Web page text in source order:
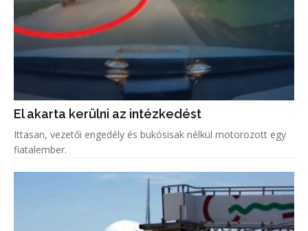
El akarta kerülni az intézkedést
Ittasan, vezetői engedély és bukósisak nélkül motorozott egy
fiatalember.